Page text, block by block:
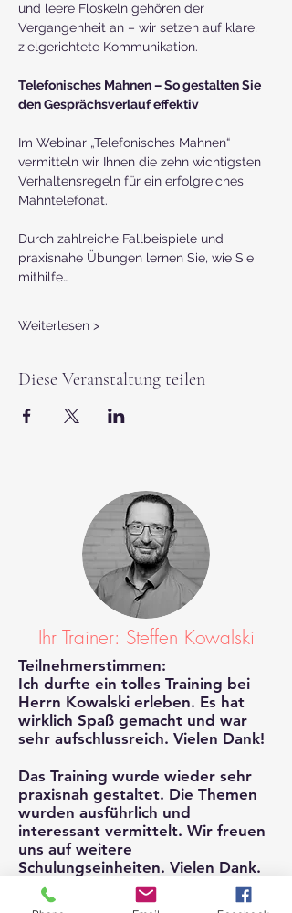
und leere Floskeln gehören der
Vergangenheit an – wir setzen auf klare,
zielgerichtete Kommunikation.
Telefonisches Mahnen – So gestalten Sie
den Gesprächsverlauf effektiv
Im Webinar „Telefonisches Mahnen“
vermitteln wir Ihnen die zehn wichtigsten
Verhaltensregeln für ein erfolgreiches
Mahntelefonat.
Durch zahlreiche Fallbeispiele und
praxisnahe Übungen lernen Sie, wie Sie
mithilfe…
Weiterlesen >
Diese Veranstaltung teilen
Ihr Trainer: Steffen Kowalski
Teilnehmerstimmen:
Ich durfte ein tolles Training bei
Herrn Kowalski erleben. Es hat
wirklich Spaß gemacht und war
sehr aufschlussreich. Vielen Dank!
Das Training wurde wieder sehr
praxisnah gestaltet. Die Themen
wurden ausführlich und
interessant vermittelt. Wir freuen
uns auf weitere
Schulungseinheiten. Vielen Dank.